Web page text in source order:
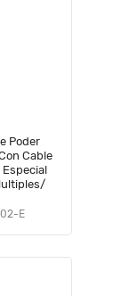
Poder
E